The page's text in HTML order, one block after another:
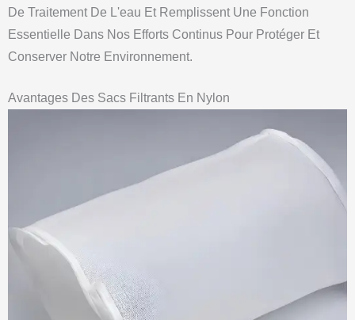
De Traitement De L'eau Et Remplissent Une Fonction
Essentielle Dans Nos Efforts Continus Pour Protéger Et
Conserver Notre Environnement.
Avantages Des Sacs Filtrants En Nylon